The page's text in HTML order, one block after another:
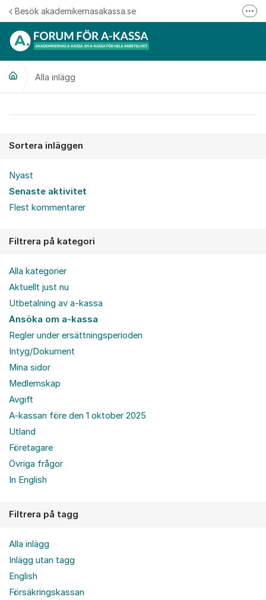
Hoppa till innehåll
Besök akademikernasakassa.se
Alla inlägg
Sortera inläggen
Nyast
Senaste aktivitet
Flest kommentarer
Filtrera på kategori
Alla kategorier
Aktuellt just nu
Utbetalning av a-kassa
Ansöka om a-kassa
Regler under ersättningsperioden
Intyg/Dokument
Mina sidor
Medlemskap
Avgift
A-kassan före den 1 oktober 2025
Utland
Företagare
Övriga frågor
In English
Filtrera på tagg
Alla inlägg
Inlägg utan tagg
English
Försäkringskassan